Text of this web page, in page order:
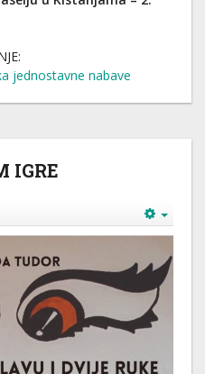
jednostavne nabave
IGRE